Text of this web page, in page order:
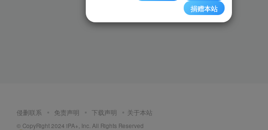
侵删联系 免责声明 下载声明 关于本站
© CopyRight 2024 iPA+, Inc. All Rights Reserved
捐赠本站